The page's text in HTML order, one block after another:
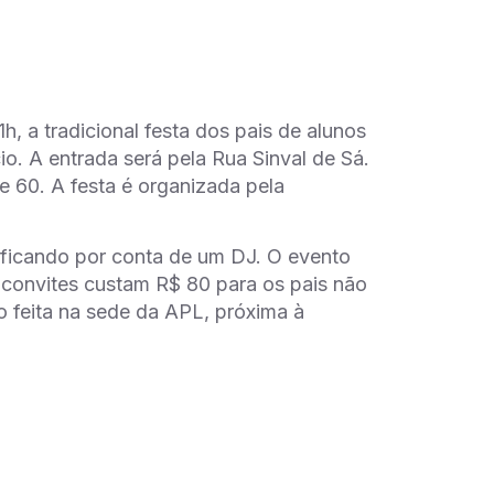
a tradicional festa dos pais de alunos
A entrada será pela Rua Sinval de Sá.
60. A festa é organizada pela
por conta de um DJ. O evento
custam R$ 80 para os pais não
feita na sede da APL, próxima à